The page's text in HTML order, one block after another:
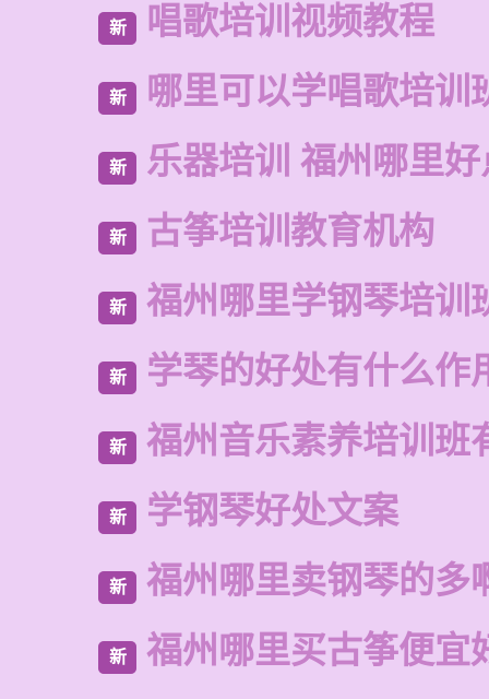
新 唱歌培训视频教程
新 哪里可以学唱歌培训
新 乐器培训 福州哪里
新 古筝培训教育机构
新 福州哪里学钢琴培训
新 学琴的好处有什么作
新 福州音乐素养培训班
新 学钢琴好处文案
新 福州哪里卖钢琴的多
新 福州哪里买古筝便宜